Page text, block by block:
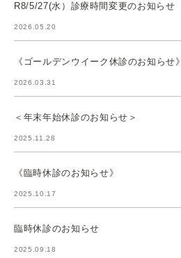
R8/5/27(水）診療時間変更のお知らせ
2026.05.20
《ゴールデンウイーク休診のお知らせ》
2026.03.31
＜年末年始休診のお知らせ＞
2025.11.28
《臨時休診のお知らせ》
2025.10.17
臨時休診のお知らせ
2025.09.18